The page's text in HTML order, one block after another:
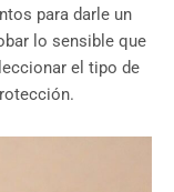
para darle un
lo sensible que
el tipo de